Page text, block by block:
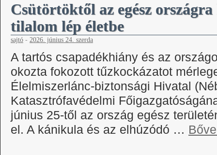
Csütörtöktől az egész
tilalom lép életbe
sajtó - 2026. június 24. szerda
A tartós csapadékhiány és az
okozta fokozott tűzkockázatot
Élelmiszerlánc-biztonsági Hivatal
Katasztrófavédelmi
június 25-től az ország egész
el. A kánikula és az elhúzódó …